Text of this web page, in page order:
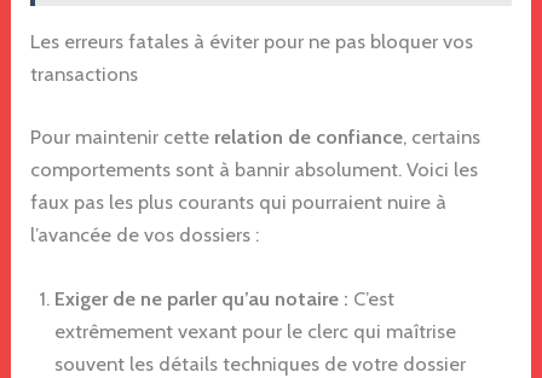
Les erreurs fatales à éviter pour ne pas bloquer vos
transactions
Pour maintenir cette relation de confiance, certains
comportements sont à bannir absolument. Voici les
faux pas les plus courants qui pourraient nuire à
l’avancée de vos dossiers :
Exiger de ne parler qu’au notaire : C’est
extrêmement vexant pour le clerc qui maîtrise
souvent les détails techniques de votre dossier